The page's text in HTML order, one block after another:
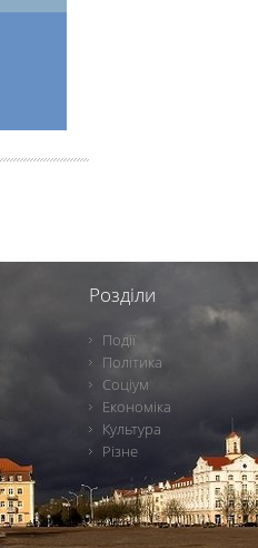
Розділи
Події
Політика
Соціум
Економіка
Культура
Різне